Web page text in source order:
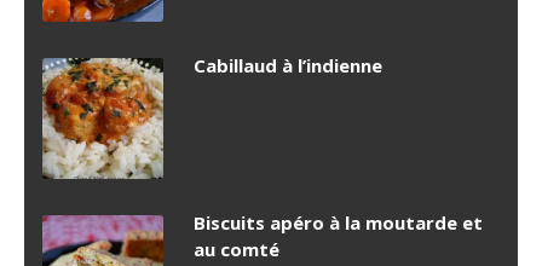
Cabillaud à l’indienne
Biscuits apéro à la moutarde et
au comté